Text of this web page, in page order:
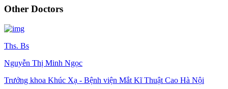
Other Doctors
Ths. Bs
Nguyễn Thị Minh Ngọc
Trưởng khoa Khúc Xạ - Bệnh viện Mắt Kĩ Thuật Cao Hà Nội